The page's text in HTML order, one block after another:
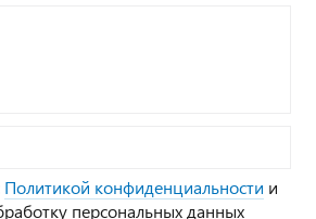
Политикой конфиденциальности и
персональных данных